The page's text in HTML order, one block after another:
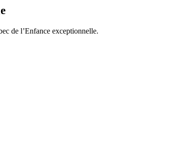
de l’Enfance exceptionnelle.